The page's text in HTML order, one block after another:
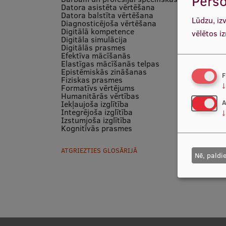
Datora asistēta vērtēšana
Datora balstīta vērtēšana
Diagnosticējoša vērtēšana
Digitālā kompetence
Digitāla simulācija
Digitālās prasmes
Efektīva mācīšanās
Elastīgas mācīšanās telpas
Epistēmiskās zināšanas
Fiziskas prasmes
Formatīvs vērtējums
Humanitārās vērtības
Iekļaujoša izglītība
Integrējoša izglītība
Izstumjoša izglītība
Kognitīvās prasmes
ATGRIEZTIES GLOSĀRIJĀ
Lūdzu,
vēlētos
↓
↓
Nē,